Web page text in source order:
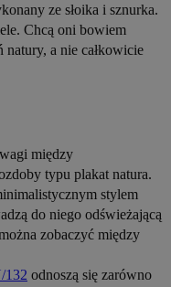
ze słoika i sznurka.
Chcą oni bowiem
natury, a nie całkowicie
między
typu plakat natura.
stylem
do niego odświeżającą
zobaczyć między
132 odnoszą się zarówno